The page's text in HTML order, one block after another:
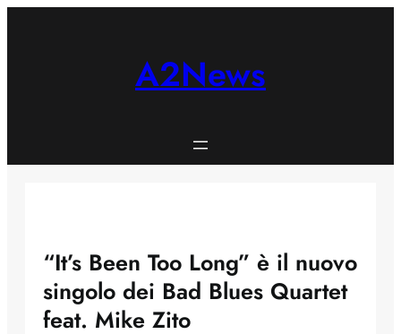
A2News
“It’s Been Too Long” è il nuovo
singolo dei Bad Blues Quartet
feat. Mike Zito